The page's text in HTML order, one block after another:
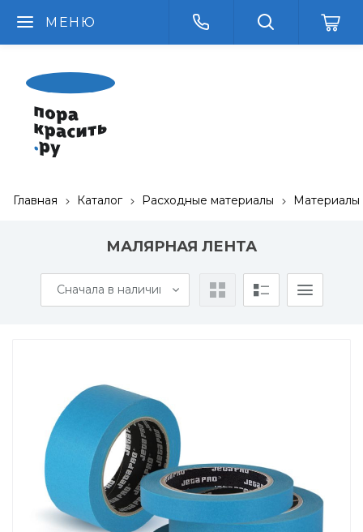
МЕНЮ
Главная Каталог Расходные материалы Материалы
МАЛЯРНАЯ ЛЕНТА
Сначала в наличии